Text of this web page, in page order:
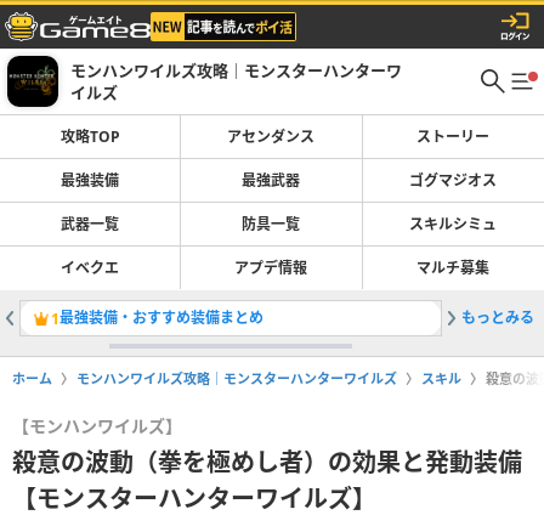
モンハンワイルズ攻略｜モンスターハンターワ
イルズ
攻略TOP アセンダンス ストーリー
最強装備 最強武器 ゴグマジオス
武器一覧 防具一覧 スキルシミュ
イベクエ アプデ情報 マルチ募集
1最強装備・おすすめ装備まとめ 2片手剣
もっとみる
ホーム モンハンワイルズ攻略｜モンスターハンターワイルズ スキル 殺意の波
【モンハンワイルズ】
殺意の波動（拳を極めし者）の効果と発動装備
【モンスターハンターワイルズ】